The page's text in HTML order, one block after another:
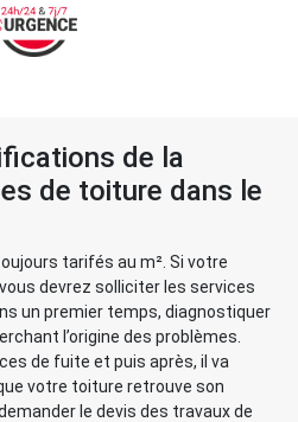
de la
de toiture dans le
tarifés au m². Si votre
devrez solliciter les services
un premier temps, diagnostiquer
l’origine des problèmes.
de fuite et puis après, il va
votre toiture retrouve son
le devis des travaux de